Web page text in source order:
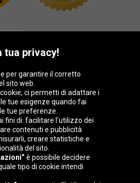
Deutschland Éire
tua privacy!
per garantire il corretto
sito web.
ci permetti di adattare i
tue esigenze quando fai
tue preferenze.
fini di: facilitare l'utilizzo dei
contenuti e pubblicità
creare statistiche e
del sito.
è possibile decidere
tipo di cookie intendi